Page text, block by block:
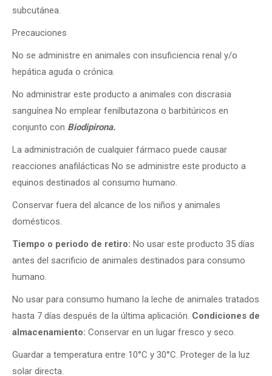
subcutánea.
Precauciones
No se administre en animales con insuficiencia renal y/o
hepática aguda o crónica.
No administrar este producto a animales con discrasia
sanguínea No emplear fenilbutazona o barbitúricos en
conjunto con Biodipirona.
La administración de cualquier fármaco puede causar
reacciones anafilácticas No se administre este producto a
equinos destinados al consumo humano.
Conservar fuera del alcance de los niños y animales
domésticos.
Tiempo o periodo de retiro: No usar este producto 35 días
antes del sacrificio de animales destinados para consumo
humano.
No usar para consumo humano la leche de animales tratados
hasta 7 días después de la última aplicación. Condiciones de
almacenamiento: Conservar en un lugar fresco y seco.
Guardar a temperatura entre 10°C y 30°C. Proteger de la luz
solar directa.